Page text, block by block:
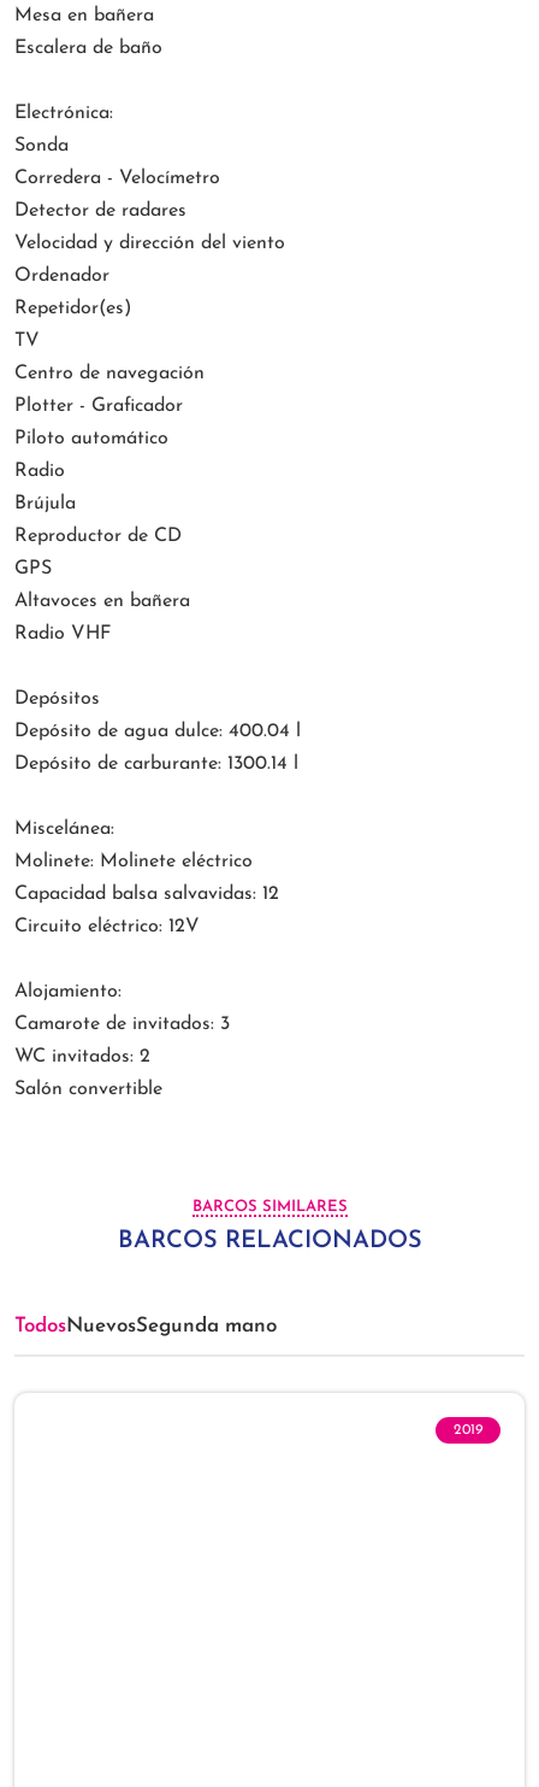
Mesa en bañera
Escalera de baño
Electrónica:
Sonda
Corredera - Velocímetro
Detector de radares
Velocidad y dirección del viento
Ordenador
Repetidor(es)
TV
Centro de navegación
Plotter - Graficador
Piloto automático
Radio
Brújula
Reproductor de CD
GPS
Altavoces en bañera
Radio VHF
Depósitos
Depósito de agua dulce: 400.04 l
Depósito de carburante: 1300.14 l
Miscelánea:
Molinete: Molinete eléctrico
Capacidad balsa salvavidas: 12
Circuito eléctrico: 12V
Alojamiento:
Camarote de invitados: 3
WC invitados: 2
Salón convertible
BARCOS SIMILARES
BARCOS RELACIONADOS
TodosNuevosSegunda mano
2019